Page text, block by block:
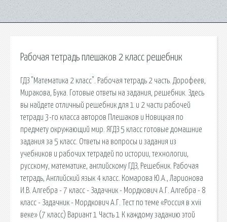
Рабочая тетрадь плешаков 2 класс решебник
ГДЗ "Математика 2 класс". Рабочая тетрадь 2 часть. Дорофеев,
Миракова, Бука. Готовые ответы на задания, решебник. Здесь
вы найдете отличный решебник для 1 и 2 части рабочей
тетради 3-го класса авторов Плешаков и Новицкая по
предмету окружающий мир. ЯГДЗ 5 класс готовые домашние
задания за 5 класс. Ответы на вопросы и задания из
учебников и рабочих тетрадей по истории, технологии,
русскому, математике, английскому ГДЗ, Решебник. Рабочая
тетрадь, Английский язык 4 класс. Комарова Ю.А., Ларионова
И.В. Алгебра - 7 класс - Задачник - Мордкович А.Г. Алгебра - 8
класс - Задачник - Мордкович А.Г. Тест по теме «Россия в xvii
веке» (7 класс) Вариант 1 Часть 1 К каждому заданию этой